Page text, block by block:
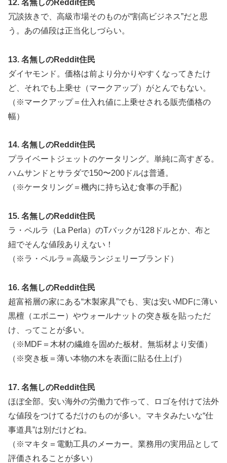
12. 名無しのReddit住民
冗談抜きで、高級市場そのものが“割高ビジネス”だと思
う。あの値段は正当化しづらい。
13. 名無しのReddit住民
ダイヤモンド。価格は前より分かりやすくなってきたけ
ど、それでも上乗せ（マークアップ）がとんでもない。
（※マークアップ＝仕入れ値に上乗せされる販売価格の
幅）
14. 名無しのReddit住民
プライベートジェットのケータリング。単純に高すぎる。
ハムサンドとサラダで150〜200ドルは普通。
（※ケータリング＝機内に持ち込む食事の手配）
15. 名無しのReddit住民
ラ・ペルラ（La Perla）のTバックが128ドルとか、布と
紐でそんな値段ありえない！
（※ラ・ペルラ＝高級ランジェリーブランド）
16. 名無しのReddit住民
超富裕層の家にある“木製家具”でも、実は安いMDFに薄い
黒檀（エボニー）やウォールナットの突き板を貼っただ
け、ってことが多い。
（※MDF＝木材の繊維を固めた板材。無垢材より安価）
（※突き板＝薄い本物の木を表面に貼る仕上げ）
17. 名無しのReddit住民
ほぼ全部。安い海外の労働力で作って、ロゴを付けて法外
な値段をつけてるだけのものが多い。マキタみたいな“仕
事道具”は別だけどね。
（※マキタ＝電動工具のメーカー。業務用の実用品として
評価されることが多い）